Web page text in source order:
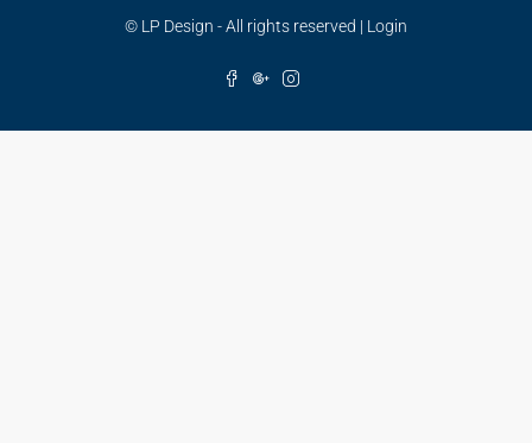
© LP Design - All rights reserved | Login